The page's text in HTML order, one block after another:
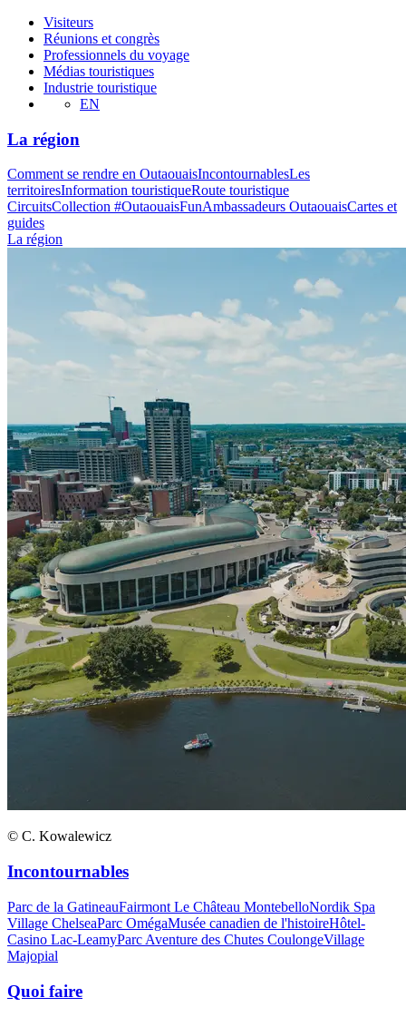
Visiteurs
Réunions et congrès
Professionnels du voyage
Médias touristiques
Industrie touristique
EN
La région
Comment se rendre en OutaouaisIncontournablesLes
territoiresInformation touristiqueRoute touristique
CircuitsCollection #OutaouaisFunAmbassadeurs OutaouaisCartes et
guides
La région
© C. Kowalewicz
Incontournables
Parc de la GatineauFairmont Le Château MontebelloNordik Spa
Village ChelseaParc OmégaMusée canadien de l'histoireHôtel-
Casino Lac-LeamyParc Aventure des Chutes CoulongeVillage
Majopial
Quoi faire